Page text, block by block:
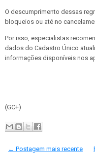
O descumprimento dessas
bloqueios ou até no
Por isso, especialistas
dados do Cadastro Único
informações disponíveis nos
(GC+)
← Postagem mais recente